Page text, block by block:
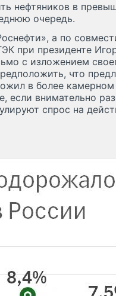
нефтяников в
очередь.
а по
при президенте
с изложением
что
в более
внимательно
спрос на